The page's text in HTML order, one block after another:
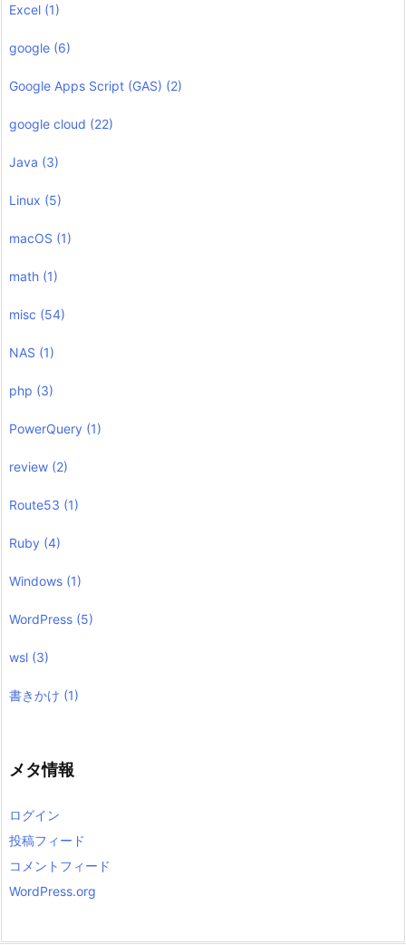
Excel (1)
google (6)
Google Apps Script (GAS) (2)
google cloud (22)
Java (3)
Linux (5)
macOS (1)
math (1)
misc (54)
NAS (1)
php (3)
PowerQuery (1)
review (2)
Route53 (1)
Ruby (4)
Windows (1)
WordPress (5)
wsl (3)
書きかけ (1)
メタ情報
ログイン
投稿フィード
コメントフィード
WordPress.org